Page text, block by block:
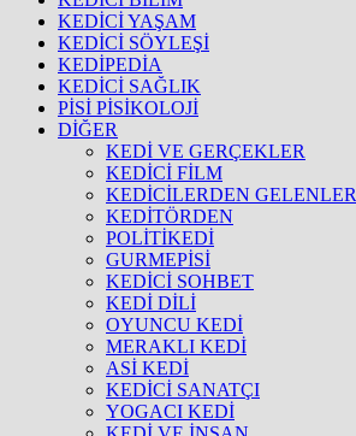
KEDİCİ YAŞAM
KEDİCİ SÖYLEŞİ
KEDİPEDİA
KEDİCİ SAĞLIK
PİSİ PİSİKOLOJİ
DİĞER
KEDİ VE GERÇEKLER
KEDİCİ FİLM
KEDİCİLERDEN GELENLER
KEDİTÖRDEN
POLİTİKEDİ
GURMEPİSİ
KEDİCİ SOHBET
KEDİ DİLİ
OYUNCU KEDİ
MERAKLI KEDİ
ASİ KEDİ
KEDİCİ SANATÇI
YOGACI KEDİ